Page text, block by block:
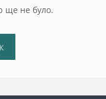
ще не було.